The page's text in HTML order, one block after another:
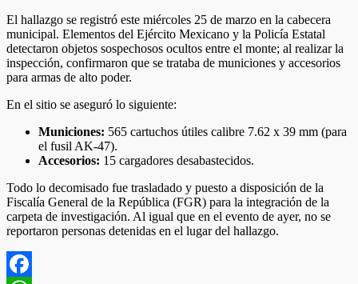
​El hallazgo se registró este miércoles 25 de marzo en la cabecera
municipal. Elementos del Ejército Mexicano y la Policía Estatal
detectaron objetos sospechosos ocultos entre el monte; al realizar la
inspección, confirmaron que se trataba de municiones y accesorios
para armas de alto poder.
​En el sitio se aseguró lo siguiente:
Municiones: 565 cartuchos útiles calibre 7.62 x 39 mm (para
el fusil AK-47).
Accesorios: 15 cargadores desabastecidos.
​Todo lo decomisado fue trasladado y puesto a disposición de la
Fiscalía General de la República (FGR) para la integración de la
carpeta de investigación. Al igual que en el evento de ayer, no se
reportaron personas detenidas en el lugar del hallazgo.